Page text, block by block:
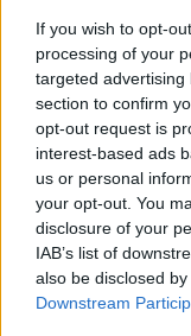
If you wish to opt-
processing of your
targeted
section to confirm
opt-out request is
interest-based ads
us or personal
your opt-out. You
disclosure of your
IAB’s list of
also be disclosed
Downstream
Κινηματογράφος